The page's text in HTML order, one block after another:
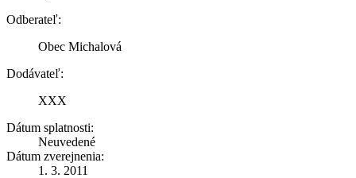
Odberateľ:
Obec Michalová
Dodávateľ:
XXX
Dátum splatnosti:
Neuvedené
Dátum zverejnenia:
1. 3. 2011